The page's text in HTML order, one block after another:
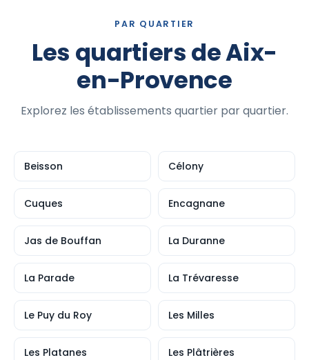
PAR QUARTIER
Les quartiers de Aix-
en-Provence
Explorez les établissements quartier par quartier.
Beisson Célony
Cuques Encagnane
Jas de Bouffan La Duranne
La Parade La Trévaresse
Le Puy du Roy Les Milles
Les Platanes Les Plâtrières